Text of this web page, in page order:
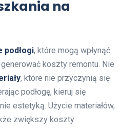
na
podłogi, które mogą wpłynąć
koszty remontu. Nie
, które nie przyczynią się
podłogę, kieruj się
estetyką. Użycie materiałów,
zwiększy koszty